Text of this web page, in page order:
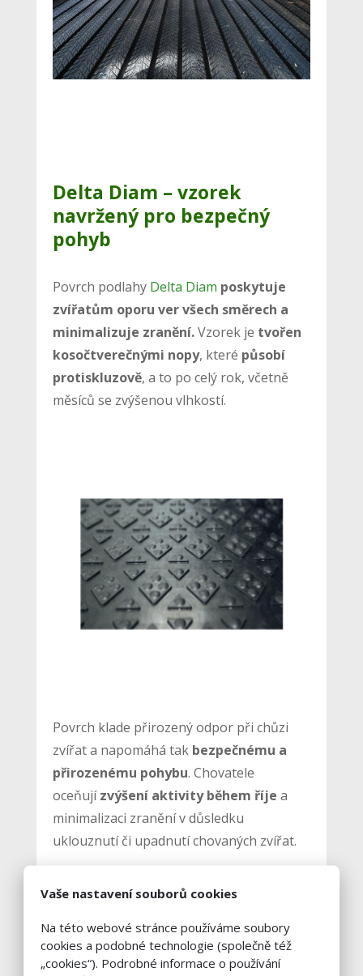
Delta Diam – vzorek
navržený pro bezpečný
pohyb
Povrch podlahy Delta Diam poskytuje
zvířatům oporu ver všech směrech a
minimalizuje zranění.Vzorek je tvořen
kosočtverečnými nopy, které působí
protiskluzově, a to po celý rok, včetně
měsíců se zvýšenou vlhkostí.
Povrch klade přirozený odpor při chůzi
zvířat a napomáhá takbezpečnému a
přirozenému pohybu. Chovatele
oceňujízvýšení aktivity během říje a
minimalizaci zranění v důsledku
uklouznutí či upadnutí chovaných zvířat.
Matrace Aquastar je kombinací latexové
Vaše nastavení souborů cookies
Na této webové stránce používáme soubory
cookies a podobné technologie (společně též
„cookies“). Podrobné informace o používání